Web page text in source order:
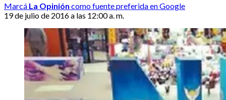
Marcá La Opinión como fuente preferida en Google
19 de julio de 2016 a las 12:00 a. m.